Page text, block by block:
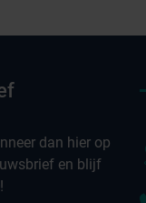
dan hier op
en blijf